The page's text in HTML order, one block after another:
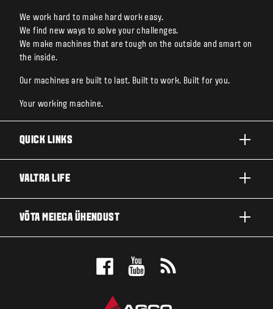
We work hard to make hard work easy.
We find new ways to solve your challenges.
We make machines that are tough on the outside and smart on
the inside.
Our machines are built to last. Built to work. Built for you.
Your working machine.
QUICK LINKS
TEHNOLOOGIALAHENDUSED
VALTRA LIFE
VÕTA MEIEGA ÜHENDUST